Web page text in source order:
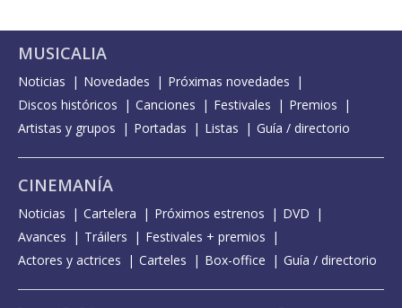
MUSICALIA
Noticias Novedades
Próximas novedades
Discos históricos
Canciones Festivales
Premios
Artistas y grupos
Portadas Listas Guía / directorio
CINEMANÍA
Noticias Cartelera Próximos estrenos
DVD
Avances
Tráilers
Festivales + premios
Actores y actrices
Carteles Box-office Guía / directorio